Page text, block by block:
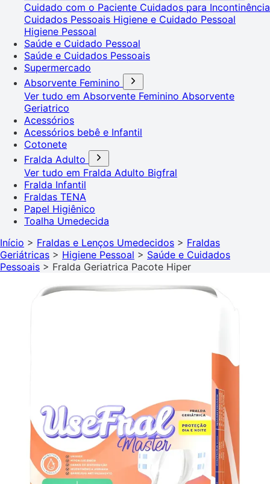
Cuidado com o Paciente Cuidados para Incontinência
Cuidados Pessoais Higiene e Cuidado Pessoal
Higiene Pessoal
Saúde e Cuidado Pessoal
Saúde e Cuidados Pessoais
Supermercado
Absorvente Feminino
Ver tudo em Absorvente Feminino Absorvente
Geriatrico
Acessórios
Acessórios bebê e Infantil
Cotonete
Fralda Adulto
Ver tudo em Fralda Adulto Bigfral
Fralda Infantil
Fraldas TENA
Papel Higiênico
Toalha Umedecida
Início > Fraldas e Lenços Umedecidos > Fraldas
Geriátricas > Higiene Pessoal > Saúde e Cuidados
Pessoais > Fralda Geriatrica Pacote Hiper